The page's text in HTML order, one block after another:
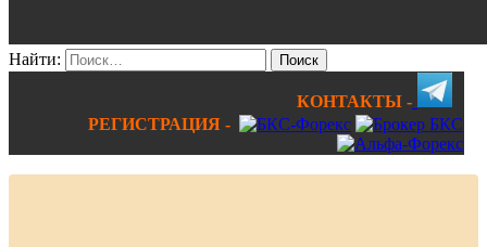
Найти:
КОНТАКТЫ -
РЕГИСТРАЦИЯ -